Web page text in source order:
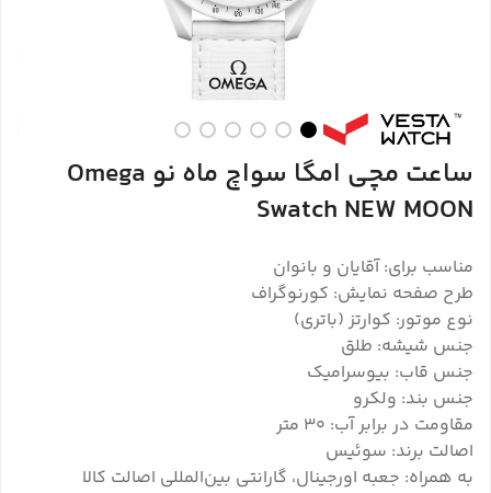
ساعت مچی امگا سواچ ماه نو Omega
Swatch NEW MOON
مناسب برای: آقایان و بانوان
طرح صفحه نمایش: کورنوگراف
نوع موتور: کوارتز (باتری)
جنس شیشه: طلق
جنس قاب: بیوسرامیک
جنس بند: ولکرو
مقاومت در برابر آب: ۳۰ متر
اصالت برند: سوئیس
به همراه: جعبه اورجینال، گارانتی بین‌المللی اصالت کالا